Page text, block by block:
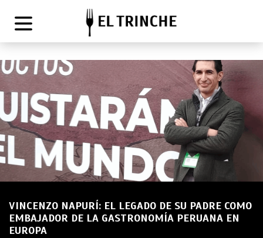
VINCENZO NAPURÍ: EL LEGADO DE SU PADRE COMO
EMBAJADOR DE LA GASTRONOMÍA PERUANA EN
EUROPA